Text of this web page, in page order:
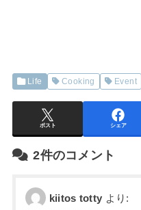
Life Cooking Event
ポスト シェア
2件のコメント
kiitos totty より: